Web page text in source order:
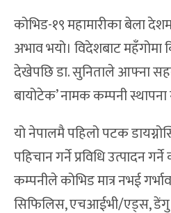
कोभिड-१९ महामारीका बेला
अभाव भयो। विदेशबाट महँगोमा
देखेपछि डा. सुनिताले आफ्ना
बायोटेक’ नामक कम्पनी स्थापना
यो नेपालमै पहिलो पटक
पहिचान गर्ने प्रविधि उत्पादन
कम्पनीले कोभिड मात्र नभई
सिफिलिस, एचआईभी/एड्स, डेंगु